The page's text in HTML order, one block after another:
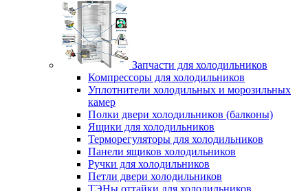
Запчасти для холодильников
Компрессоры для холодильников
Уплотнители холодильных и морозильных
камер
Полки двери холодильников (балконы)
Ящики для холодильников
Терморегуляторы для холодильников
Панели ящиков холодильников
Ручки для холодильников
Петли двери холодильников
ТЭНы оттайки для холодильников